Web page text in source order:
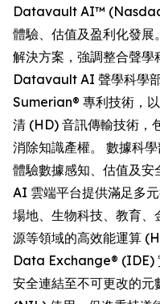
Datavault AI™
體驗、估值及盈利化發展
解決方案，強調整合聲學
Datavault AI 聲學科學
Sumerian® 專利技術，
清 (HD) 音訊傳輸技術，
消除知識產權。 數據科
體驗數據感知、估值及
AI 雲端平台提供滿足多
場地、生物科技、教育
源等領域的高效能運算
Data Exchange® (IDE)
安全連結至不可更改的